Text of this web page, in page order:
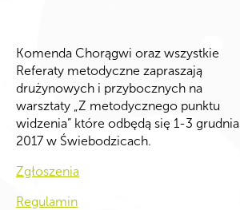
Komenda Chorągwi oraz wszystkie
Referaty metodyczne zapraszają
drużynowych i przybocznych na
warsztaty „Z metodycznego punktu
widzenia” które odbędą się 1-3 grudnia
2017 w Świebodzicach.
Zgłoszenia
Regulamin